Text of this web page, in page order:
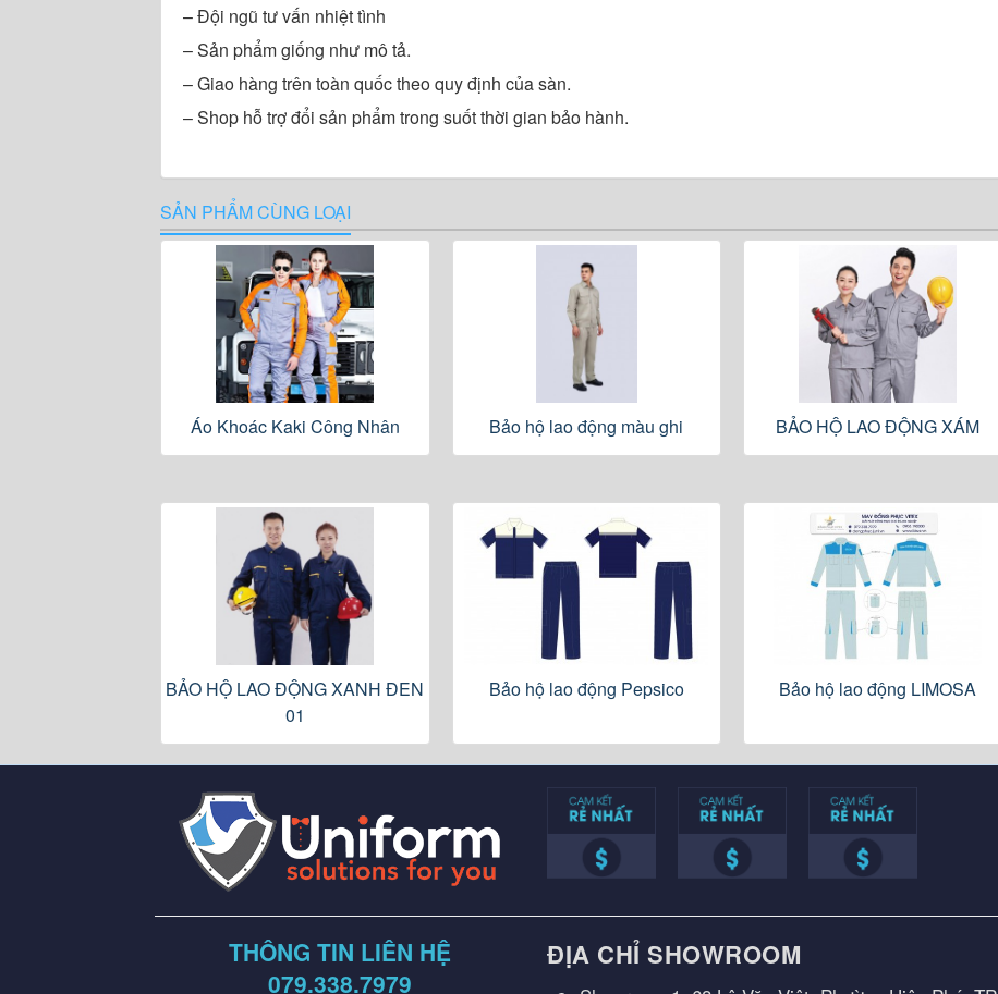
– Đội ngũ tư vấn nhiệt tình
– Sản phẩm giống như mô tả.
– Giao hàng trên toàn quốc theo quy định của sàn.
– Shop hỗ trợ đổi sản phẩm trong suốt thời gian bảo hành.
SẢN PHẨM CÙNG LOẠI
Áo Khoác Kaki Công Nhân Bảo hộ lao động màu ghi BẢO HỘ LAO ĐỘNG XÁM
BẢO HỘ LAO ĐỘNG XANH ĐEN
01
Bảo hộ lao động Pepsico Bảo hộ lao động LIMOSA
THÔNG TIN LIÊN HỆ
079.338.7979
ĐỊA CHỈ SHOWROOM